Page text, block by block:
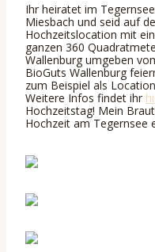
Ihr heiratet im
Miesbach und seid auf
Hochzeitslocation mit
ganzen 360
Wallenburg umgeben
BioGuts Wallenburg
zum Beispiel als
Weitere Infos findet ihr
Hochzeitstag! Mein
Hochzeit am Tegernsee